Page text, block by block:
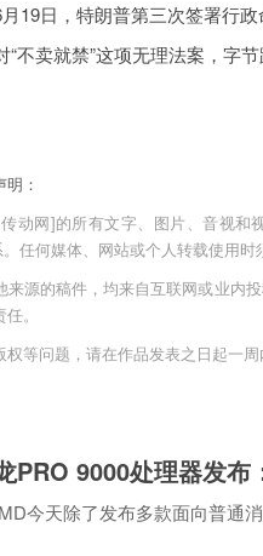
日，特朗普第三次签署行政
卖就禁”这项无理法案，字节
：
动网]的所有文字、图片、音视和
任何媒体、网站或个人转载使用时
来源的稿件，均来自互联网或业内
。
等问题，请在作品发表之日起一
PRO 9000处理器发布
今天除了发布多款面向普通